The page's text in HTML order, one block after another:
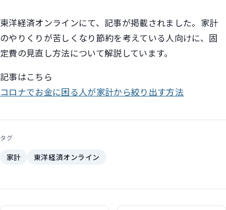
東洋経済オンラインにて、記事が掲載されました。家計
のやりくりが苦しくなり節約を考えている人向けに、固
定費の見直し方法について解説しています。
記事はこちら
コロナでお金に困る人が家計から絞り出す方法
タグ
家計 東洋経済オンライン